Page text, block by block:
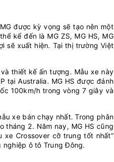
được kỳ vọng sẽ tạo nên một
kể đến là MG ZS, MG HS, MG
sẽ xuất hiện. Tại thị trường Việt
thiết kế ấn tượng. Mẫu xe này
tại Australia. MG HS được đánh
100km/h trong vòng 7 giây và
xe bán chạy nhất. Trong phân
tháng 2. Năm nay, MG HS cũng
xe Crossover cỡ trung tốt nhất”
nghiệp ô tô Trung Đông.